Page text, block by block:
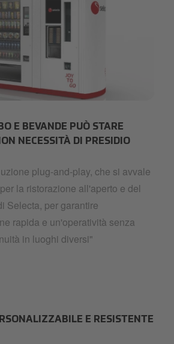
E BEVANDE PUÒ STARE
NECESSITÀ DI PRESIDIO
plug-and-play, che si avvale
la ristorazione all'aperto e del
Selecta, per garantire
rapida e un'operatività senza
in luoghi diversi"
E RESISTENTE